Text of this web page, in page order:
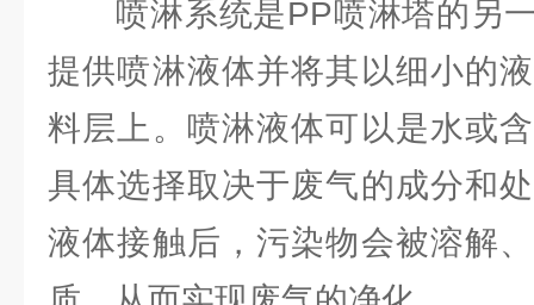
喷淋系统是PP喷淋塔的另一
提供喷淋液体并将其以细小的
料层上。喷淋液体可以是水或
具体选择取决于废气的成分和
液体接触后，污染物会被溶解